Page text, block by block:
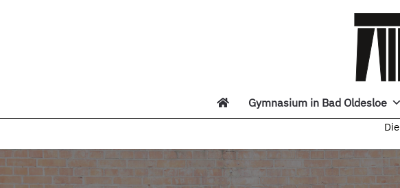
Gymnasium in Bad Oldesloe
Die